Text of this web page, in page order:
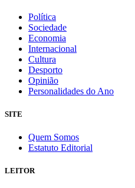
Política
Sociedade
Economia
Internacional
Cultura
Desporto
Opinião
Personalidades do Ano
SITE
Quem Somos
Estatuto Editorial
LEITOR